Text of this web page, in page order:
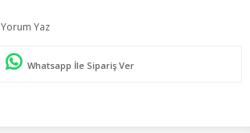
Yorum Yaz
Whatsapp İle Sipariş Ver